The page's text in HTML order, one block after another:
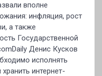
вполне
инфляция, рост
а также
Государственной
Денис Кусков
исполнять
интернет-